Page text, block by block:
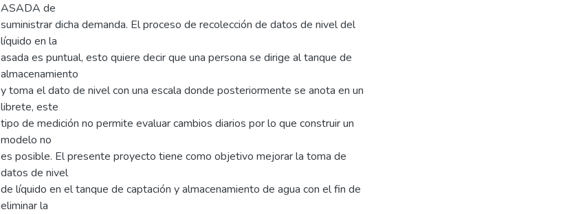
ASADA de
suministrar dicha demanda. El proceso de recolección de datos de nivel del
líquido en la
asada es puntual, esto quiere decir que una persona se dirige al tanque de
almacenamiento
y toma el dato de nivel con una escala donde posteriormente se anota en un
librete, este
tipo de medición no permite evaluar cambios diarios por lo que construir un
modelo no
es posible. El presente proyecto tiene como objetivo mejorar la toma de
datos de nivel
de líquido en el tanque de captación y almacenamiento de agua con el fin de
eliminar la